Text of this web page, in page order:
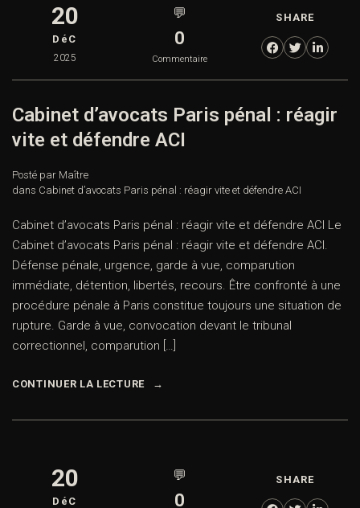
20
DéC
2025
💬
0
Commentaire
SHARE
Cabinet d’avocats Paris pénal : réagir
vite et défendre ACI
Posté par Maître
dans Cabinet d’avocats Paris pénal : réagir vite et défendre ACI
Cabinet d’avocats Paris pénal : réagir vite et défendre ACI Le
Cabinet d’avocats Paris pénal : réagir vite et défendre ACI.
Défense pénale, urgence, garde à vue, comparution
immédiate, détention, libertés, recours. Être confronté à une
procédure pénale à Paris constitue toujours une situation de
rupture. Garde à vue, convocation devant le tribunal
correctionnel, comparution […]
CONTINUER LA LECTURE
20
DéC
💬
0
SHARE